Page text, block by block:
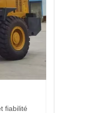
fiabilité